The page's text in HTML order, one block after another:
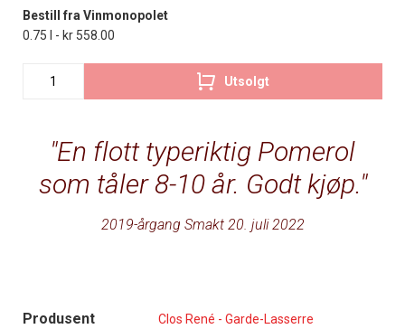
En flott typeriktig Pomerol
som tåler 8-10 år. Godt kjøp.
2019-årgang Smakt 20. juli 2022
Produsent Clos René - Garde-Lasserre
Bestill fra Vinmonopolet
0.75 l - kr 558.00
Utsolgt